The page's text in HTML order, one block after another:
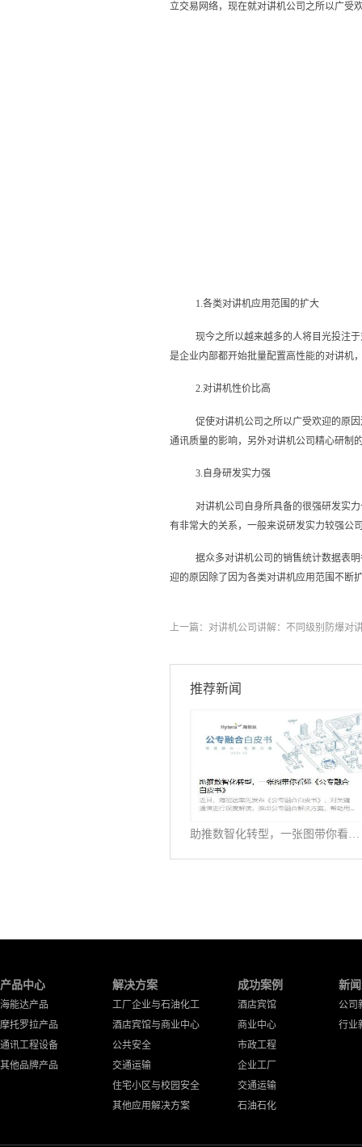
立交易网络，现在就对讲机公司之所以广受
1.各类对讲机应用范围的扩大
现今之所以越来越多的人将目光投注
是企业内部都开始批量配置高性能的对讲机
2.对讲机性价比高
促使对讲机公司之所以广受欢迎的原
通讯质量的影响，另外对讲机公司精心研制
3.自身研发实力强
对讲机公司自身所具备的很强研发实
有非常大的关系，一般来说研发实力较强公
据众多对讲机公司的销售统计数据表
迎的原因除了因为各类对讲机应用范围不断
上一篇： 对讲机公司讲解：不同级别防爆对
推荐新闻
助推数智化转型，一张图带你看懂《公专融合白皮书》
产品中心
海能达产品
摩托罗拉产品
通讯工程设备
其他品牌产品
解决方案
工厂企业与石油化工
酒店宾馆与商业中心
公共安全
交通运输
住宅小区与校园安全
其他应用解决方案
成功案例
酒店宾馆
商业中心
市政工程
企业工厂
交通运输
石油石化
新
公司
行业